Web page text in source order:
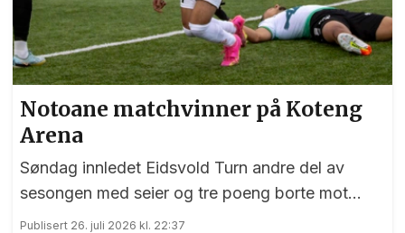
Notoane matchvinner på Koteng
Arena
Søndag innledet Eidsvold Turn andre del av
sesongen med seier og tre poeng borte mot
Trygg/Lade.
Publisert 26. juli 2026 kl. 22:37